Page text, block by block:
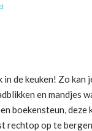
de keuken! Zo kan
en mandjes
boekensteun, deze
rechtop op te